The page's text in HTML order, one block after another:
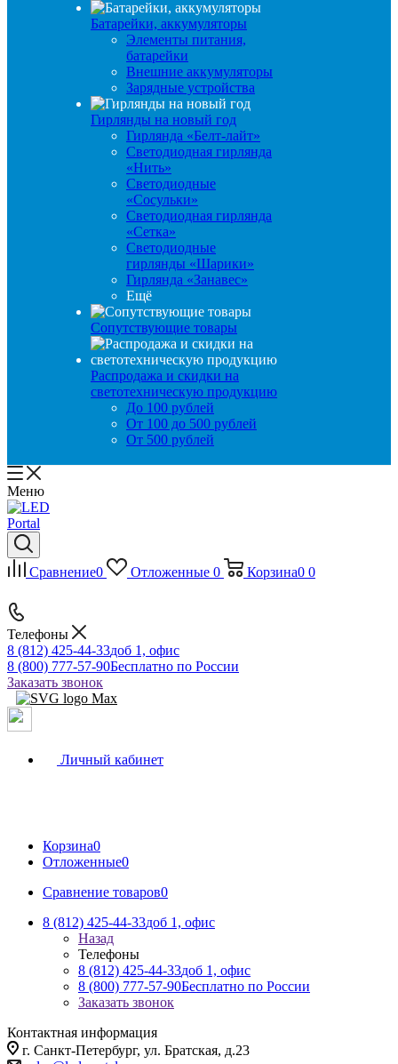
Батарейки, аккумуляторы
Элементы питания,
батарейки
Внешние аккумуляторы
Зарядные устройства
Гирлянды на новый год
Гирлянда «Белт-лайт»
Светодиодная гирлянда
«Нить»
Светодиодные
«Сосульки»
Светодиодная гирлянда
«Сетка»
Светодиодные
гирлянды «Шарики»
Гирлянда «Занавес»
Ещё
Сопутствующие товары
Распродажа и скидки на
светотехническую продукцию
До 100 рублей
От 100 до 500 рублей
От 500 рублей
Меню
Сравнение0 Отложенные 0 Корзина0 0
Телефоны
8 (812) 425-44-33доб 1, офис
8 (800) 777-57-90Бесплатно по России
Заказать звонок
Личный кабинет
Корзина0
Отложенные0
Сравнение товаров0
8 (812) 425-44-33доб 1, офис
Назад
Телефоны
8 (812) 425-44-33доб 1, офис
8 (800) 777-57-90Бесплатно по России
Заказать звонок
Контактная информация
г. Санкт-Петербург, ул. Братская, д.23